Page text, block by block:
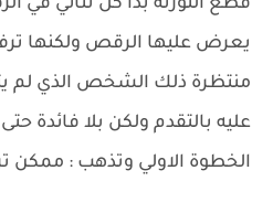
قطع التورتة بدا كل ثنائي في
يعرض عليها الرقص ولكنها
منتظرة ذلك الشخص الذي لم
عليه بالتقدم ولكن بلا فائدة
الخطوة الاولي وتذهب : ممكن